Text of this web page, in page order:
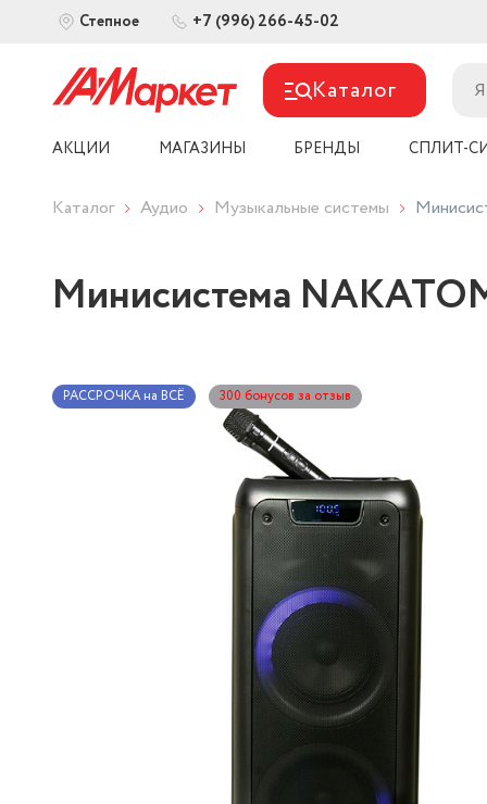
Степное +7 (996) 266-45-02
Каталог
АКЦИИ МАГАЗИНЫ БРЕНДЫ СПЛИТ-
Каталог Аудио Музыкальные системы
Минисистема
РАССРОЧКА на ВСЁ 300 бонусов за отзыв